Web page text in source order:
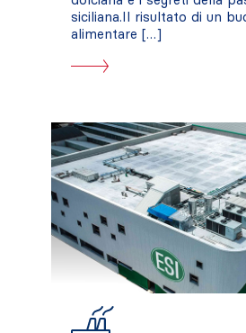
siciliana.Il risultato di un
alimentare […]